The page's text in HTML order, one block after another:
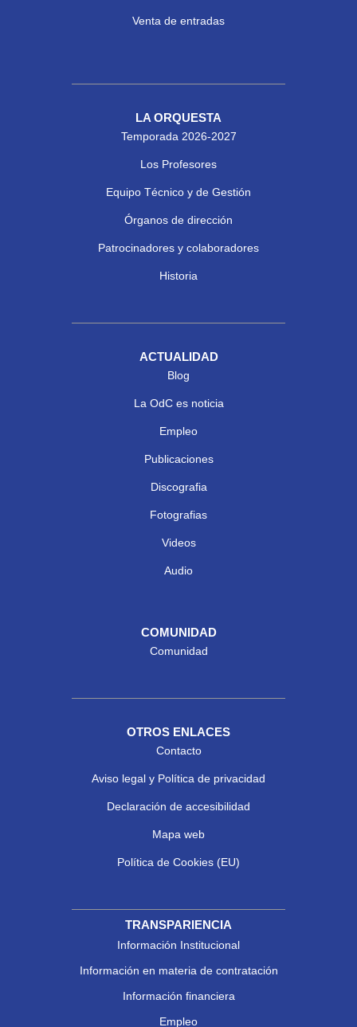
Venta de entradas
LA ORQUESTA
Temporada 2026-2027
Los Profesores
Equipo Técnico y de Gestión
Órganos de dirección
Patrocinadores y colaboradores
Historia
ACTUALIDAD
Blog
La OdC es noticia
Empleo
Publicaciones
Discografia
Fotografias
Videos
Audio
COMUNIDAD
Comunidad
OTROS ENLACES
Contacto
Aviso legal y Política de privacidad
Declaración de accesibilidad
Mapa web
Política de Cookies (EU)
TRANSPARIENCIA
Información Institucional
Información en materia de contratación
Información financiera
Empleo